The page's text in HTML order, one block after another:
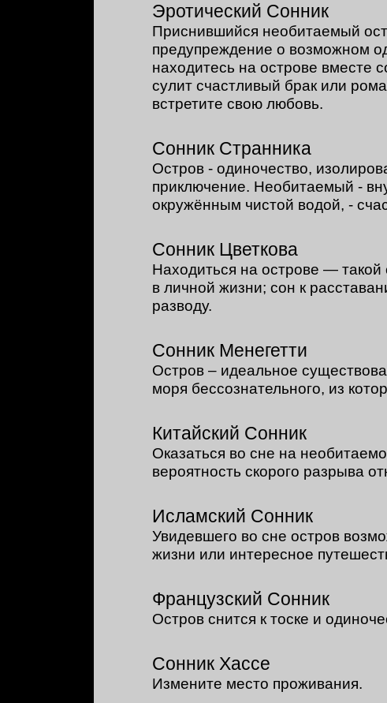
Эротический Сонник
Приснившийся необитаемый
предупреждение о возможном
находитесь на острове вместе
сулит счастливый брак или
встретите свою любовь.
Сонник Странника
Остров - одиночество,
приключение. Необитаемый -
окружённым чистой водой, -
Сонник Цветкова
Находиться на острове — такой
в личной жизни; сон к
разводу.
Сонник Менегетти
Остров – идеальное
моря бессознательного, из
Китайский Сонник
Оказаться во сне на
вероятность скорого разрыва
Исламский Сонник
Увидевшего во сне остров
жизни или интересное
Французский Сонник
Остров снится к тоске и
Сонник Хассе
Измените место проживания.